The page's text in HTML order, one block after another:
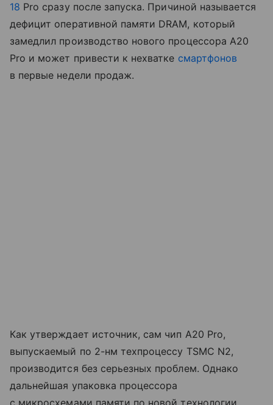
18 Pro сразу после запуска. Причиной называется
дефицит оперативной памяти DRAM, который
замедлил производство нового процессора A20
Pro и может привести к нехватке смартфонов
в первые недели продаж.
Как утверждает источник, сам чип A20 Pro,
выпускаемый по 2-нм техпроцессу TSMC N2,
производится без серьезных проблем. Однако
дальнейшая упаковка процессора